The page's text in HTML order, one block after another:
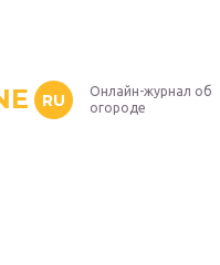
RU
Онлайн-журнал об
огороде